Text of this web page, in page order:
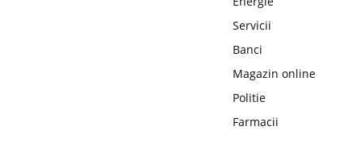
Servicii
Banci
Magazin online
Politie
Farmacii